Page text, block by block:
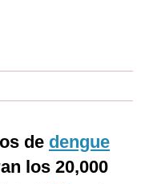
de dengue
los 20,000